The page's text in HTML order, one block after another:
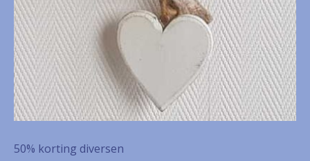
50% korting diversen